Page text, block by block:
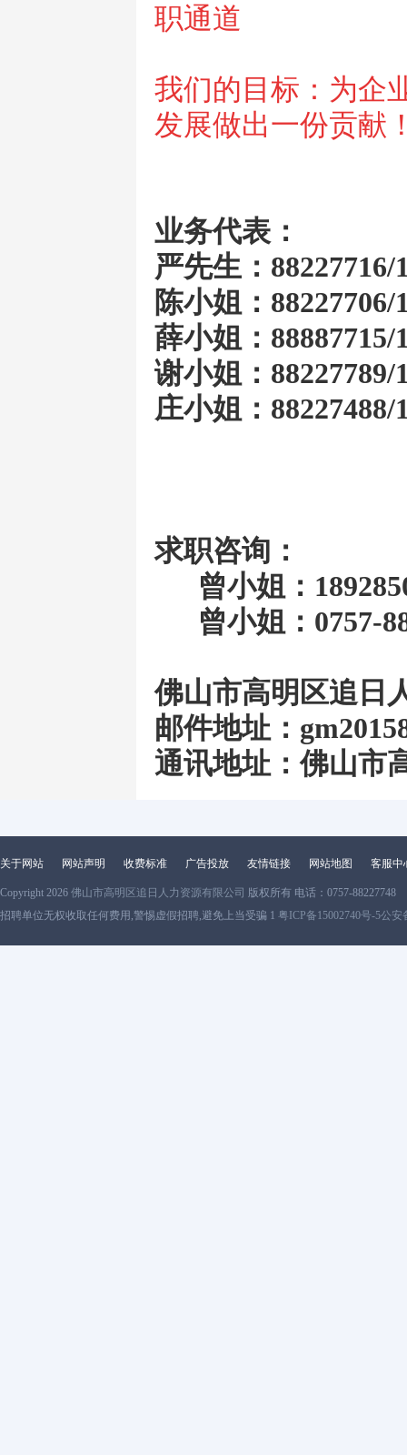
职通道
我们的目标：为企
发展做出一份贡献
业务代表：
严先生：
陈小姐：
薛小姐：
谢小姐：
庄小姐：
求职咨询：
曾小姐：
曾小姐： 0757-
佛山市高明区追日
邮件地址：
通讯地址：佛山市
关于网站 网站声明 收费标准 广告投放 友情链接 网站地图 客服中
Copyright 2026 佛山市高明区追日人力资源有限公司 版权所有 电话：0757-88227748
招聘单位无权收取任何费用,警惕虚假招聘,避免上当受骗 1 粤ICP备15002740号-5公安